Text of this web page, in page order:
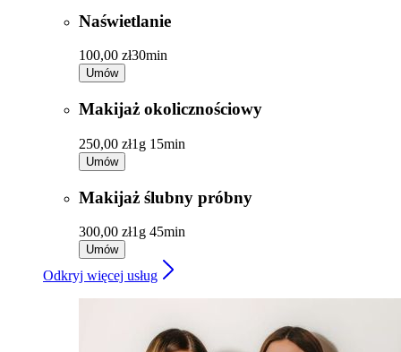
Naświetlanie
100,00 zł30min
Umów
Makijaż okolicznościowy
250,00 zł1g 15min
Umów
Makijaż ślubny próbny
300,00 zł1g 45min
Umów
Odkryj więcej usług